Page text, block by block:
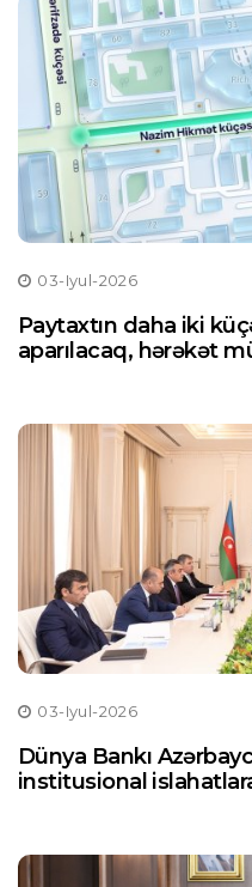
03-Iyul-2026
Paytaxtın daha iki
aparılacaq, hərəkət
03-Iyul-2026
Dünya Bankı
institusional